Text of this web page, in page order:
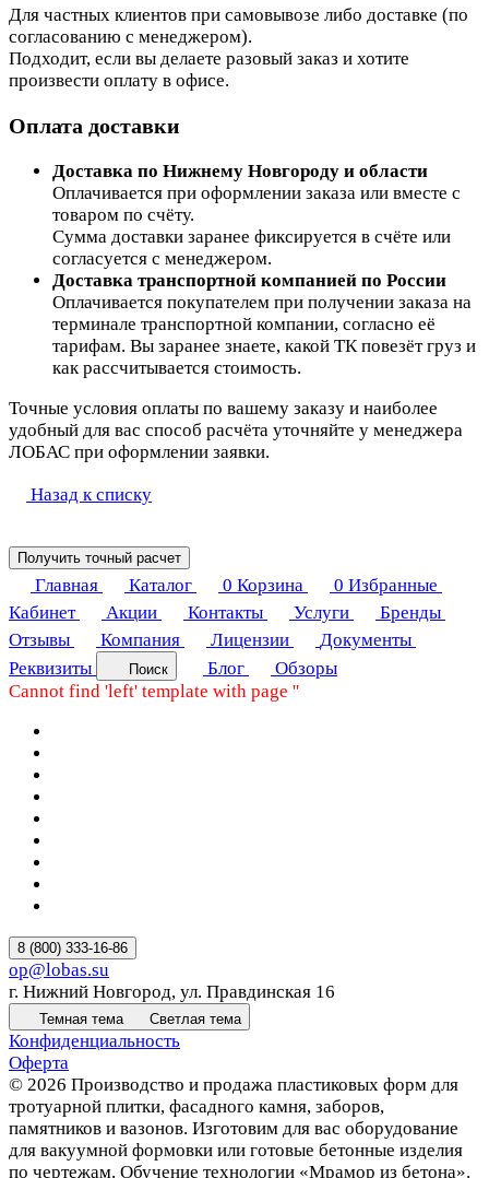
Для частных клиентов при самовывозе либо доставке (по
согласованию с менеджером).
Подходит, если вы делаете разовый заказ и хотите
произвести оплату в офисе.
Оплата доставки
Доставка по Нижнему Новгороду и области
Оплачивается при оформлении заказа или вместе с
товаром по счёту.
Сумма доставки заранее фиксируется в счёте или
согласуется с менеджером.
Доставка транспортной компанией по России
Оплачивается покупателем при получении заказа на
терминале транспортной компании, согласно её
тарифам. Вы заранее знаете, какой ТК повезёт груз и
как рассчитывается стоимость.
Точные условия оплаты по вашему заказу и наиболее
удобный для вас способ расчёта уточняйте у менеджера
ЛОБАС при оформлении заявки.
Назад к списку
Получить точный расчет
Главная Каталог 0 Корзина 0 Избранные
Кабинет
Акции Контакты Услуги
Бренды
Отзывы
Компания Лицензии
Документы
Реквизиты
Поиск Блог
Обзоры
Cannot find 'left' template with page ''
8 (800) 333-16-86
op@lobas.su
г. Нижний Новгород, ул. Правдинская 16
Темная тема Светлая тема
Конфиденциальность
Оферта
© 2026 Производство и продажа пластиковых форм для
тротуарной плитки, фасадного камня, заборов,
памятников и вазонов. Изготовим для вас оборудование
для вакуумной формовки или готовые бетонные изделия
по чертежам. Обучение технологии «Мрамор из бетона».